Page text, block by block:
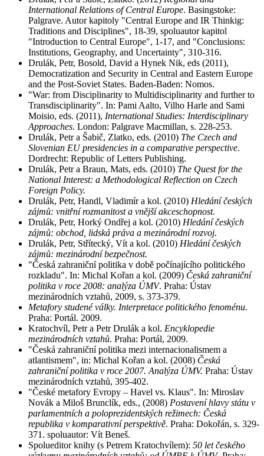
International Relations of Central Europe. Basingstoke:
Palgrave. Autor kapitoly "Central Europe and IR Thinkig:
Traditions and Disciplines", 18-39, spoluautor kapitol
"Introduction to Central Europe", 1-17, and "Conclusions:
Institutions, Geography, and Uncertainty", 310-316.
Drulák, Petr, Bosold, David a Hynek Nik, eds (2011),
Democratization and Security in Central and Eastern Europe
and the Post-Soviet States. Baden-Baden: Nomos.
"War: from Disciplinarity to Multidisciplinarity and further to
Transdisciplinarity". In: Pami Aalto, Vilho Harle and Sami
Moisio, eds. (2011), International Studies: Interdisciplinary
Approaches. London: Palgrave Macmillan, s. 228-253.
Drulák, Petr a Šabič, Zlatko, eds. (2010) The Czech and
Slovenian EU presidencies in a comparative perspective.
Dordrecht: Republic of Letters Publishing.
Drulák, Petr a Braun, Mats, eds. (2010) The Quest for the
National Interest: a Methodological Reflection on Czech
Foreign Policy.
Drulák, Petr, Handl, Vladimír a kol. (2010) Hledání českých
zájmů: vnitřní rozmanitost a vnější akceschopnost.
Drulák, Petr, Horký Ondřej a kol. (2010) Hledání českých
zájmů: obchod, lidská práva a mezinárodní rozvoj.
Drulák, Petr, Střítecký, Vít a kol. (2010) Hledání českých
zájmů: mezinárodní bezpečnost.
"Česká zahraniční politika v době počínajícího politického
rozkladu". In: Michal Kořan a kol. (2009) Česká zahraniční
politika v roce 2008: analýza ÚMV. Praha: Ústav
mezinárodních vztahů, 2009, s. 373-379.
Metafory studené války. Interpretace politického fenoménu.
Praha: Portál. 2009.
Kratochvíl, Petr a Petr Drulák a kol. Encyklopedie
mezinárodních vztahů. Praha: Portál, 2009.
"Česká zahraniční politika mezi internacionalismem a
atlantismem", in: Michal Kořan a kol. (2008) Česká
zahraniční politika v roce 2007. Analýza ÚMV. Praha: Ústav
mezinárodních vztahů, 395-402.
"České metafory Evropy – Havel vs. Klaus". In: Miroslav
Novák a Miloš Brunclík, eds., (2008) Postavení hlavy státu v
parlamentních a poloprezidentských režimech: Česká
republika v komparativní perspektivě. Praha: Dokořán, s. 329-
371. spoluautor: Vít Beneš.
Spolueditor knihy (s Petrem Kratochvílem): 50 let českého